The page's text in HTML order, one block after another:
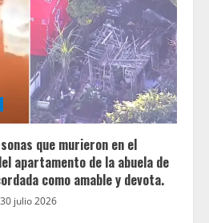
que murieron en el
apartamento de la abuela de
como amable y devota.
30 julio 2026